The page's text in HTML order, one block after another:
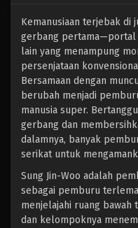
Kemanusiaan terjebak di
gerbang pertama—portal
lain yang menampung
persenjataan
Bersamaan dengan
berubah menjadi
manusia super.
gerbang dan
dalamnya, banyak
serikat untuk
Sung Jin-Woo adalah
sebagai pemburu
menjelajahi ruang bawah
dan kelompoknya